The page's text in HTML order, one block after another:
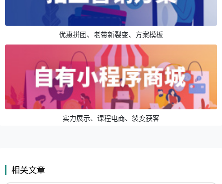
优惠拼团、老带新裂变、方案模板
实力展示、课程电商、裂变获客
相关文章